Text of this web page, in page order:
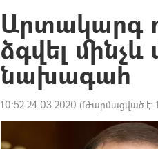
Արտակարգ
ձգվել
նախագահ
10:52 24.03.2020 (Թարմացված է: